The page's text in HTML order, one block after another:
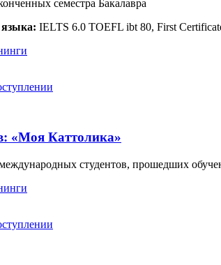
семестра Бакалавра
языка: IELTS 6.0 TOEFL ibt 80, First
«Моя Каттолика»
студентов, прошедших